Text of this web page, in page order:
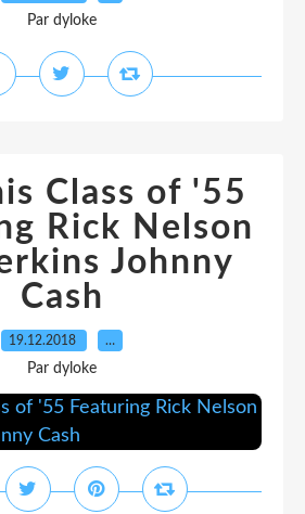
Par dyloke
Class of '55
Rick Nelson
Johnny
Cash
19.12.2018 …
Par dyloke